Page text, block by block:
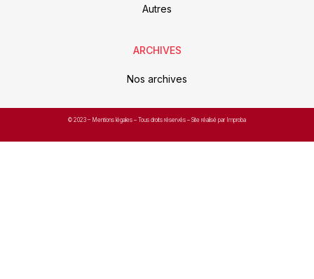
Autres
ARCHIVES
Nos archives
© 2023 – Mentions légales – Tous droits réservés – Site réalisé par Improba